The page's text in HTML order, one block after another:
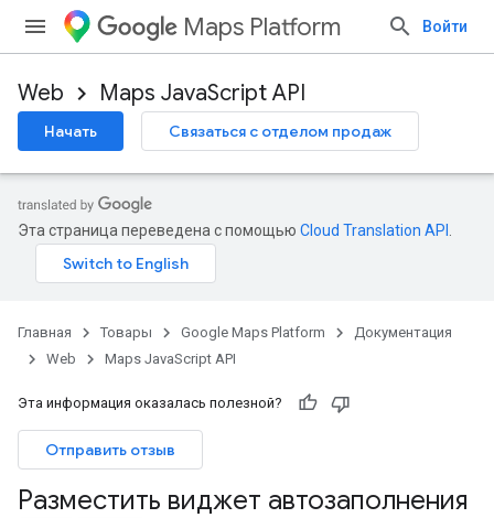
Maps Platform Войти
Web Maps JavaScript API
Начать Связаться с отделом продаж
Эта страница переведена с помощью Cloud Translation API
Главная Товары Google Maps Platform
Документация
Web
Maps JavaScript API
Эта информация оказалась полезной?
Отправить отзыв
Разместить виджет автозаполнения